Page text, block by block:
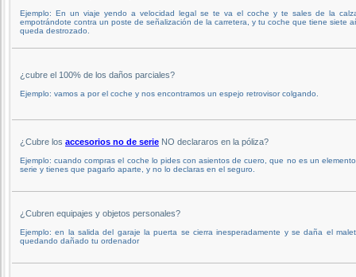
Ejemplo: En un viaje yendo a velocidad legal se te va el coche y te sales de la
empotrándote contra un poste de señalización de la carretera, y tu coche que tiene siete
queda destrozado.
¿cubre el 100% de los daños parciales?
Ejemplo: vamos a por el coche y nos encontramos un espejo retrovisor colgando.
¿Cubre los accesorios no de serie NO declararos en la póliza?
Ejemplo: cuando compras el coche lo pides con asientos de cuero, que no es un
serie y tienes que pagarlo aparte, y no lo declaras en el seguro.
¿Cubren equipajes y objetos personales?
Ejemplo: en la salida del garaje la puerta se cierra inesperadamente y se daña el
quedando dañado tu ordenador